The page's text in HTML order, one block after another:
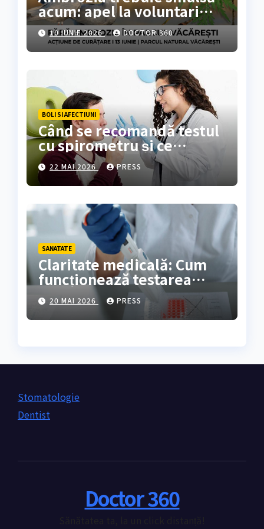
acum: apel la voluntari
pentru acțiune de curățare
în Parcul Natural
Văcărești
10 IUNIE 2026 DOCTOR 360
BOLI SI AFECTIUNI
Când se recomandă testul
cu spirometru și ce
rezultate oferă?
22 MAI 2026 PRESS
SANATATE
Claritate medicală: Cum
funcționează testarea
genetică și cine are
nevoie de ea?
20 MAI 2026 PRESS
Stomatologie
Dentist
Doctor 360